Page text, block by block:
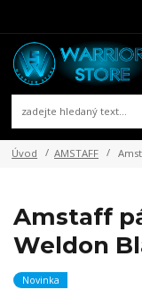
Úvod AMSTAFF
Amstaff
Weldon
Novinka